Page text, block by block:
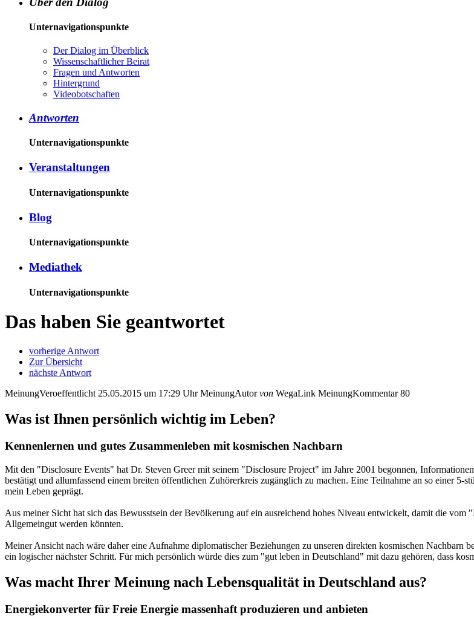
Unternavigationspunkte
Der Dia­log im Über­blick
Wis­sen­schaft­li­cher Bei­rat
Fra­gen und Ant­wor­ten
Hin­ter­grund
Vi­deo­bot­schaf­ten
Antworten
Unternavigationspunkte
Veranstaltungen
Unternavigationspunkte
Blog
Unternavigationspunkte
Mediathek
Unternavigationspunkte
Das haben Sie geantwortet
vorherige Antwort
Zur Übersicht
nächste Antwort
MeinungVeroeffentlicht 25.05.2015 um 17:29 Uhr MeinungAutor von WegaLink MeinungKommentar 80
Was ist Ihnen persönlich wichtig im Leben?
Kennenlernen und gutes Zusammenleben mit kosmischen Nachbarn
Mit den "Disclosure Events" hat Dr. Steven Greer mit seinem "Disclosure Project" im Jahre 2001 begonnen,
bestätigt und allumfassend einem breiten öffentlichen Zuhörerkreis zugänglich zu machen. Eine Teilnahme an so einer
mein Leben geprägt.
Aus meiner Sicht hat sich das Bewusstsein der Bevölkerung auf ein ausreichend hohes Niveau entwickelt, damit die
Allgemeingut werden könnten.
Meiner Ansicht nach wäre daher eine Aufnahme diplomatischer Beziehungen zu unseren direkten kosmischen Nachbarn
ein logischer nächster Schritt. Für mich persönlich würde dies zum "gut leben in Deutschland" mit dazu gehören, dass
Was macht Ihrer Meinung nach Lebensqualität in Deutschland aus?
Energiekonverter für Freie Energie massenhaft produzieren und anbieten